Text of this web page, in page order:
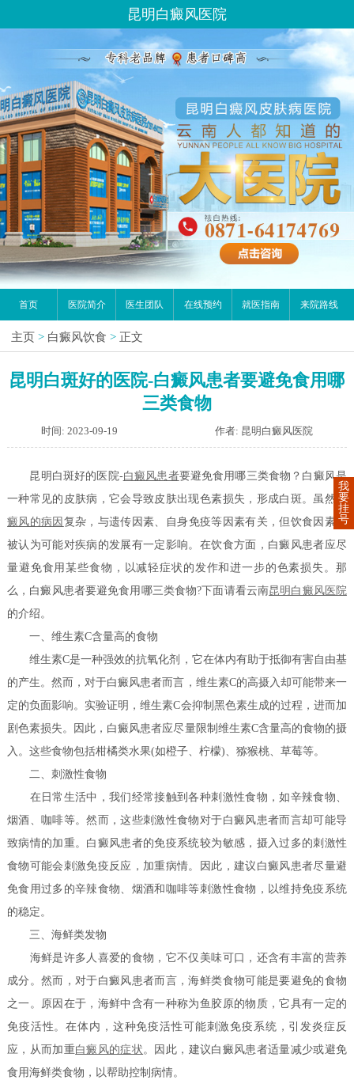
昆明白癜风医院
首页 医院简介 医生团队 在线预约 就医指南 来院路线
主页 > 白癜风饮食 > 正文
昆明白斑好的医院-白癜风患者要避免食用哪
三类食物
时间: 2023-09-19 作者: 昆明白癜风医院
昆明白斑好的医院-白癜风患者要避免食用哪三类食物？白癜风是
一种常见的皮肤病，它会导致皮肤出现色素损失，形成白斑。虽然 白
癜风的病因 复杂，与遗传因素、自身免疫等因素有关，但饮食因素也
被认为可能对疾病的发展有一定影响。在饮食方面，白癜风患者应尽
量避免食用某些食物，以减轻症状的发作和进一步的色素损失。那
么，白癜风患者要避免食用哪三类食物?下面请看云南昆明白癜风医院
的介绍。
一、维生素C含量高的食物
维生素C是一种强效的抗氧化剂，它在体内有助于抵御有害自由基
的产生。然而，对于白癜风患者而言，维生素C的高摄入却可能带来一
定的负面影响。实验证明，维生素C会抑制黑色素生成的过程，进而加
剧色素损失。因此，白癜风患者应尽量限制维生素C含量高的食物的摄
入。这些食物包括柑橘类水果(如橙子、柠檬)、猕猴桃、草莓等。
二、刺激性食物
在日常生活中，我们经常接触到各种刺激性食物，如辛辣食物、
烟酒、咖啡等。然而，这些刺激性食物对于白癜风患者而言却可能导
致病情的加重。白癜风患者的免疫系统较为敏感，摄入过多的刺激性
食物可能会刺激免疫反应，加重病情。因此，建议白癜风患者尽量避
免食用过多的辛辣食物、烟酒和咖啡等刺激性食物，以维持免疫系统
的稳定。
三、海鲜类发物
海鲜是许多人喜爱的食物，它不仅美味可口，还含有丰富的营养
成分。然而，对于白癜风患者而言，海鲜类食物可能是要避免的食物
之一。原因在于，海鲜中含有一种称为鱼胶原的物质，它具有一定的
免疫活性。在体内，这种免疫活性可能刺激免疫系统，引发炎症反
应，从而加重白癜风的症状。因此，建议白癜风患者适量减少或避免
食用海鲜类食物，以帮助控制病情。
我
要
挂
号